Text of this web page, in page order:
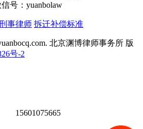
号：yuanbolaw
事律师 拆迁补偿标准
北京渊博律师事务所 版
号-2
15601075665